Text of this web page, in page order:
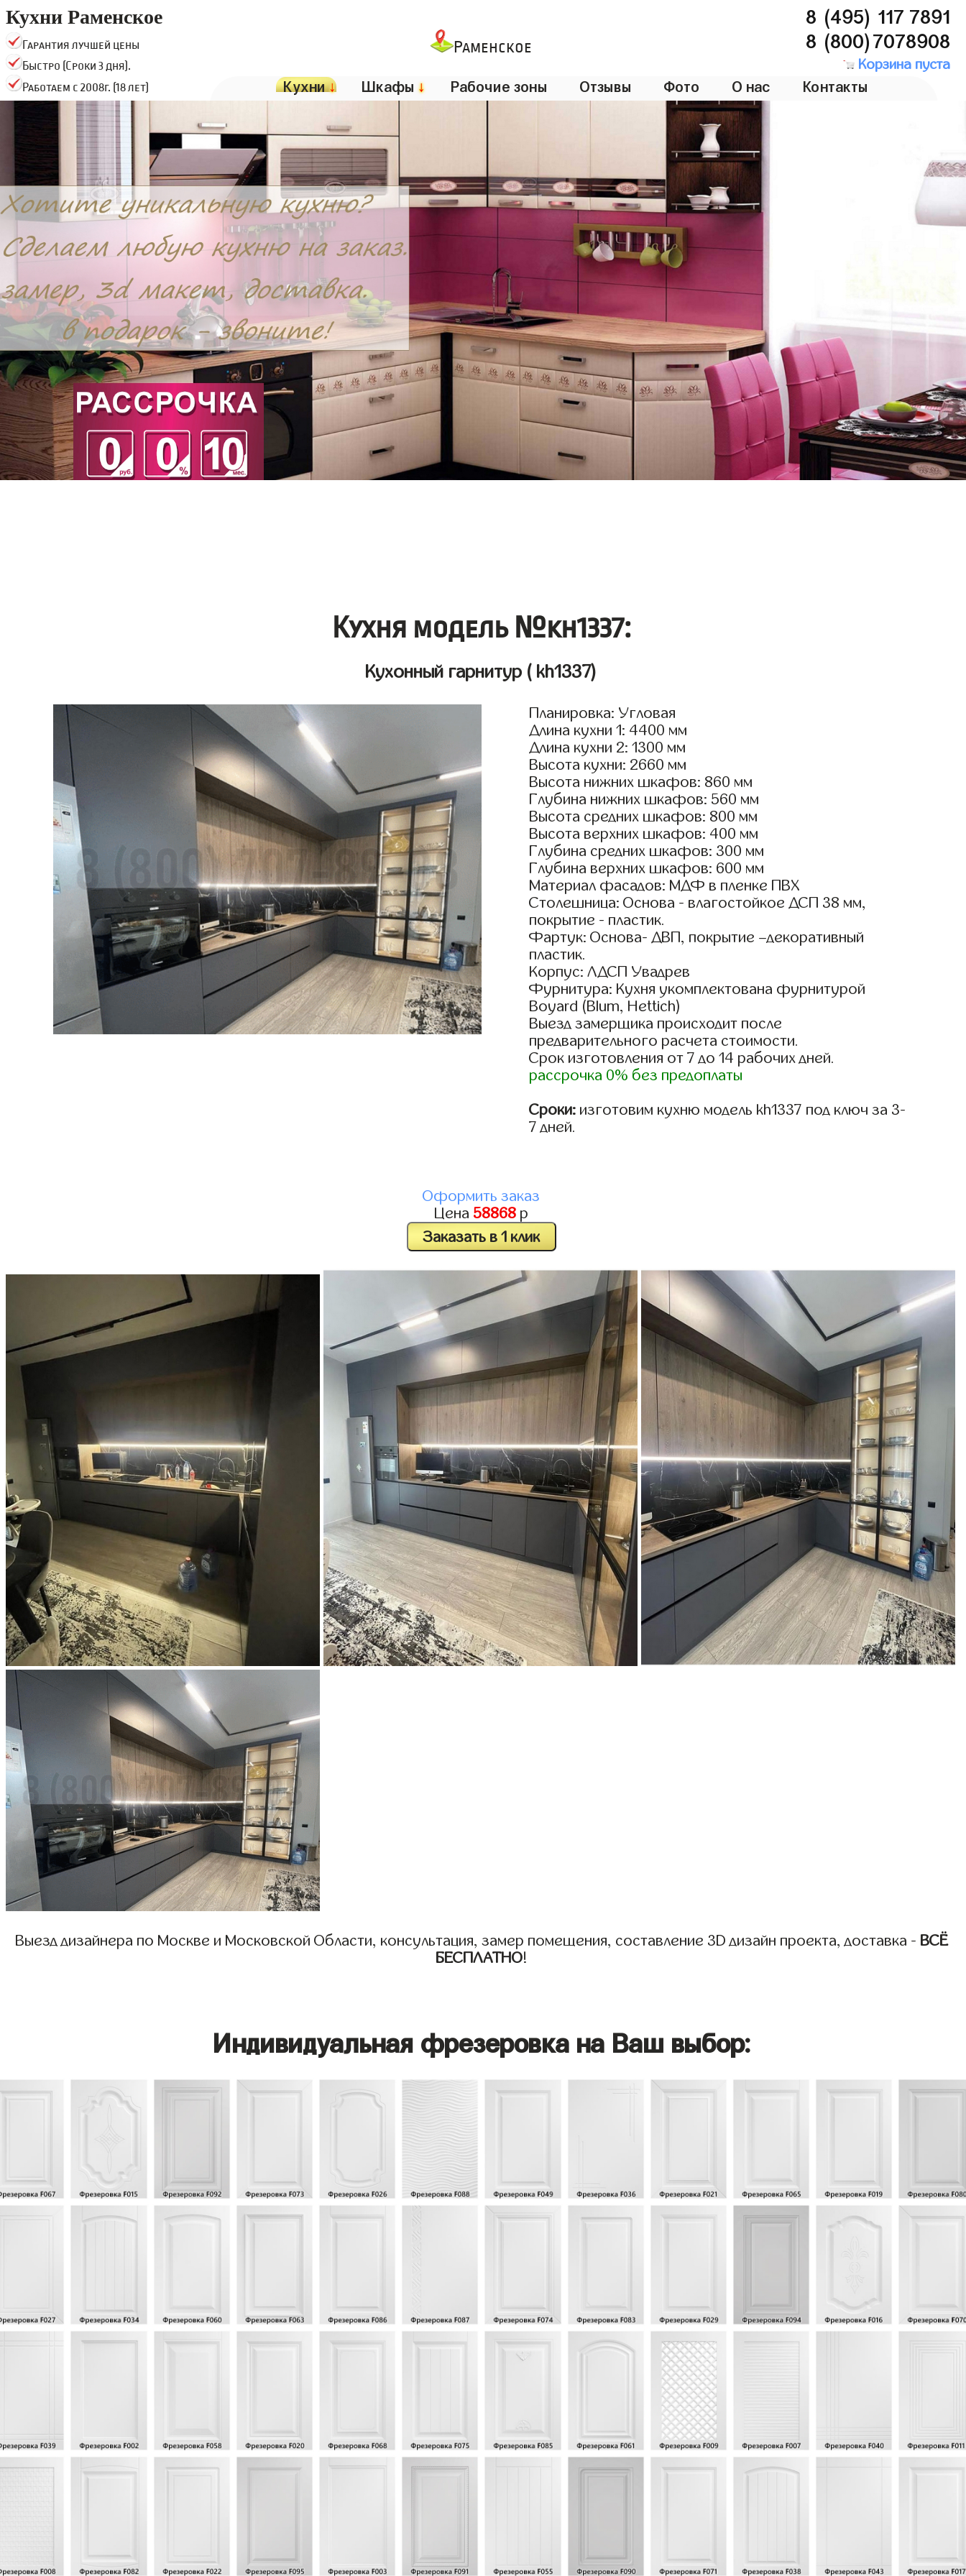
Кухни Раменское
Гарантия лучшей цены
Быстро (Сроки 3 дня).
Работаем с 2008г. (18 лет)
Раменское
8 (495) 117 7891
8 (800)7078908
Корзина пуста
Кухни↓ Шкафы ↓ Рабочие зоны Отзывы Фото О нас Контакты
Кухня модель №kh1337:
Кухонный гарнитур ( kh1337)
Планировка: Угловая
Длина кухни 1: 4400 мм
Длина кухни 2: 1300 мм
Высота кухни: 2660 мм
Высота нижних шкафов: 860 мм
Глубина нижних шкафов: 560 мм
Высота средних шкафов: 800 мм
Высота верхних шкафов: 400 мм
Глубина средних шкафов: 300 мм
Глубина верхних шкафов: 600 мм
Материал фасадов: МДФ в пленке ПВХ
Столешница: Основа - влагостойкое ДСП 38 мм,
покрытие - пластик.
Фартук: Основа- ДВП, покрытие –декоративный
пластик.
Корпус: ЛДСП Увадрев
Фурнитура: Кухня укомплектована фурнитурой
Boyard (Blum, Hettich)
Выезд замерщика происходит после
предварительного расчета стоимости.
Срок изготовления от 7 до 14 рабочих дней.
рассрочка 0% без предоплаты
Сроки: изготовим кухню модель kh1337 под ключ за 3-
7 дней.
Оформить заказ
Цена 58868 р
Заказать в 1 клик
Выезд дизайнера по Москве и Московской Области, консультация, замер помещения, составление 3D дизайн проекта, доставка - ВСЁ
БЕСПЛАТНО!
Индивидуальная фрезеровка на Ваш выбор: